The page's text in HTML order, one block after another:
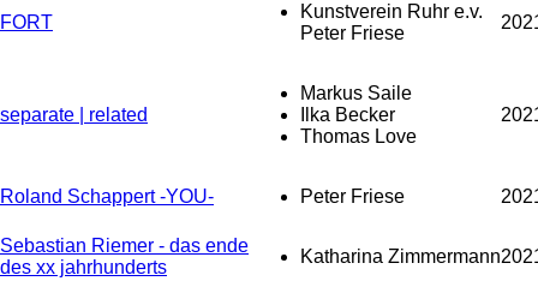
FORT
Kunstverein Ruhr e.v.
Peter Friese
separate | related
Markus Saile
Ilka Becker
Thomas Love
Roland Schappert -YOU- Peter Friese
Sebastian Riemer - das ende
des xx jahrhunderts
Katharina Zimmermann